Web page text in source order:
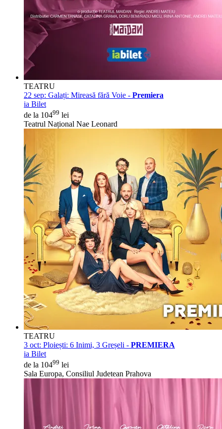
TEATRU
22 sep: Galați: Mireasă fără Voie - Premiera
ia Bilet
de la 10499 lei
Teatrul Național Nae Leonard
TEATRU
3 oct: Ploiești: 6 Inimi, 3 Greșeli - PREMIERA
ia Bilet
de la 10499 lei
Sala Europa, Consiliul Judetean Prahova